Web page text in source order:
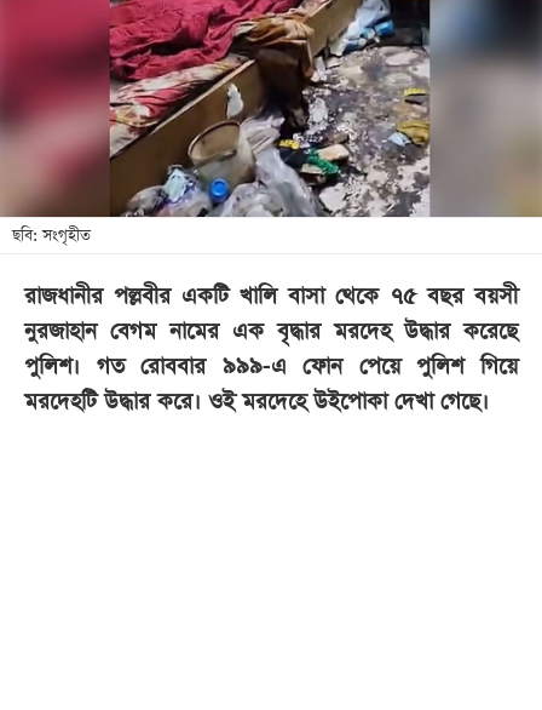
বিনোদন
লাইফ
স্টাইল
শিক্ষা
তথ্যপ্রযুক্তি
বিভাগ
ছবি
ছবি: সংগৃহীত
রাজধানীর পল্লবীর একটি খালি বাসা থেকে ৭৫ বছর বয়সী
নুরজাহান বেগম নামের এক বৃদ্ধার মরদেহ উদ্ধার করেছে
পুলিশ। গত রোববার ৯৯৯-এ ফোন পেয়ে পুলিশ গিয়ে
মরদেহটি উদ্ধার করে। ওই মরদেহে উইপোকা দেখা গেছে।